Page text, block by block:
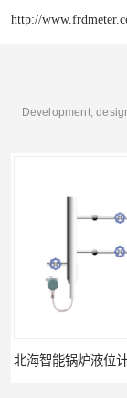
http://
Development,
北海智能锅炉液位计 锅炉水位计厂商 自动适应自动校准